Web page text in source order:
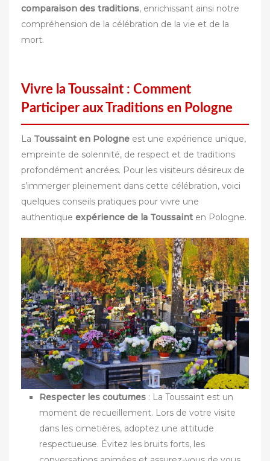
comparaison des traditions, enrichissant ainsi notre
compréhension de la célébration de la vie et de la
mort.
Vivre la Toussaint : Comment
Participer aux Traditions en Pologne
La Toussaint en Pologne est une expérience unique,
empreinte de solennité, de respect et de traditions
profondément ancrées. Pour les visiteurs désireux de
s’immerger pleinement dans cette célébration, voici
quelques conseils pratiques pour vivre une
authentique expérience de la Toussaint en Pologne.
Respecter les coutumes : La Toussaint est un
moment de recueillement. Lors de votre visite
dans les cimetières, adoptez une attitude
respectueuse. Évitez les bruits forts, les